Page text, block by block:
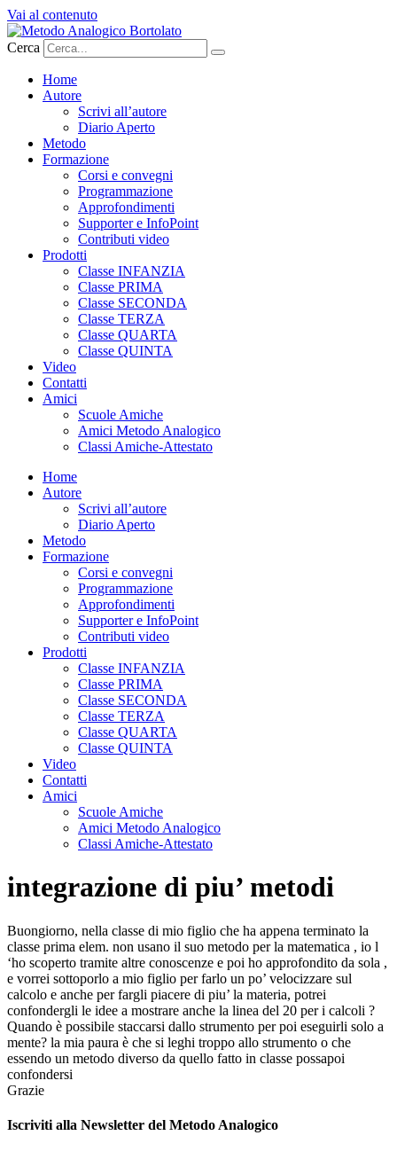
Vai al contenuto
Cerca
Home
Autore
Scrivi all’autore
Diario Aperto
Metodo
Formazione
Corsi e convegni
Programmazione
Approfondimenti
Supporter e InfoPoint
Contributi video
Prodotti
Classe INFANZIA
Classe PRIMA
Classe SECONDA
Classe TERZA
Classe QUARTA
Classe QUINTA
Video
Contatti
Amici
Scuole Amiche
Amici Metodo Analogico
Classi Amiche-Attestato
Home
Autore
Scrivi all’autore
Diario Aperto
Metodo
Formazione
Corsi e convegni
Programmazione
Approfondimenti
Supporter e InfoPoint
Contributi video
Prodotti
Classe INFANZIA
Classe PRIMA
Classe SECONDA
Classe TERZA
Classe QUARTA
Classe QUINTA
Video
Contatti
Amici
Scuole Amiche
Amici Metodo Analogico
Classi Amiche-Attestato
integrazione di piu’ metodi
Buongiorno, nella classe di mio figlio che ha appena terminato la
classe prima elem. non usano il suo metodo per la matematica , io l
‘ho scoperto tramite altre conoscenze e poi ho approfondito da sola ,
e vorrei sottoporlo a mio figlio per farlo un po’ velocizzare sul
calcolo e anche per fargli piacere di piu’ la materia, potrei
confondergli le idee a mostrare anche la linea del 20 per i calcoli ?
Quando è possibile staccarsi dallo strumento per poi eseguirli solo a
mente? la mia paura è che si leghi troppo allo strumento o che
essendo un metodo diverso da quello fatto in classe possapoi
confondersi
Grazie
Iscriviti alla Newsletter del Metodo Analogico